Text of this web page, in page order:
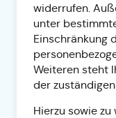
widerrufen.
unter
Einschränkung
Weiteren steht
der
Hierzu sowie